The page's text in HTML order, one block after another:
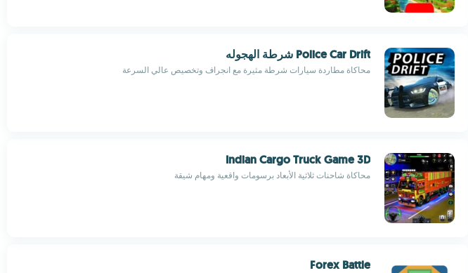
Police Car Drift شرطة الهجوله
محاكاة مطاردة سيارات شرطة مثيرة مع انجراف وتخصيص عالي السرعة
Indian Cargo Truck Game 3D
محاكاة شاحنات ثلاثية الأبعاد برسومات واقعية ومهام شيقة
Forex Battle